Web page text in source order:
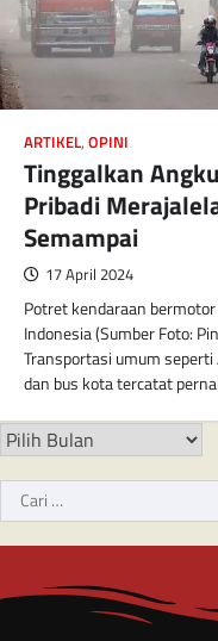
ARTIKEL, OPINI
Tinggalkan
Pribadi
Semampai
17 April 2024
Potret kendaraan
Indonesia (Sumber Foto:
Transportasi umum
dan bus kota tercatat